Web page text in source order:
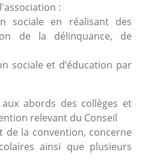
:
sociale en réalisant des
de la délinquance, de
sociale et d’éducation par
abords des collèges et
relevant du Conseil
de la convention, concerne
ainsi que plusieurs